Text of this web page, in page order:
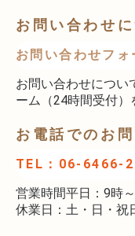
お問い合わせ
お問い合わせフォ
お問い合わせについ
ーム（24時間受付）
お電話でのお
TEL：06-6466-
営業時間平日：9時
休業日：土・日・祝